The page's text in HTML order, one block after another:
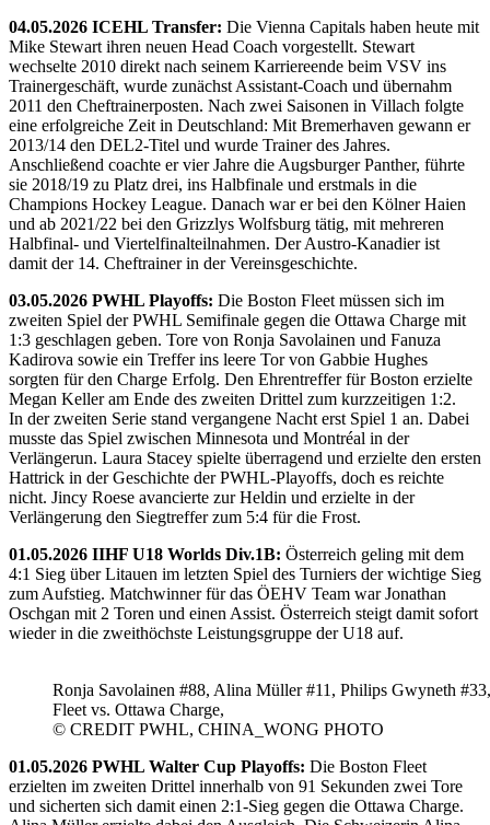
04.05.2026 ICEHL Transfer: Die Vienna Capitals haben heute mit
Mike Stewart ihren neuen Head Coach vorgestellt. Stewart
wechselte 2010 direkt nach seinem Karriereende beim VSV ins
Trainergeschäft, wurde zunächst Assistant-Coach und übernahm
2011 den Cheftrainerposten. Nach zwei Saisonen in Villach folgte
eine erfolgreiche Zeit in Deutschland: Mit Bremerhaven gewann er
2013/14 den DEL2-Titel und wurde Trainer des Jahres.
Anschließend coachte er vier Jahre die Augsburger Panther, führte
sie 2018/19 zu Platz drei, ins Halbfinale und erstmals in die
Champions Hockey League. Danach war er bei den Kölner Haien
und ab 2021/22 bei den Grizzlys Wolfsburg tätig, mit mehreren
Halbfinal- und Viertelfinalteilnahmen. Der Austro-Kanadier ist
damit der 14. Cheftrainer in der Vereinsgeschichte.
03.05.2026 PWHL Playoffs: Die Boston Fleet müssen sich im
zweiten Spiel der PWHL Semifinale gegen die Ottawa Charge mit
1:3 geschlagen geben. Tore von Ronja Savolainen und Fanuza
Kadirova sowie ein Treffer ins leere Tor von Gabbie Hughes
sorgten für den Charge Erfolg. Den Ehrentreffer für Boston erzielte
Megan Keller am Ende des zweiten Drittel zum kurzzeitigen 1:2.
In der zweiten Serie stand vergangene Nacht erst Spiel 1 an. Dabei
musste das Spiel zwischen Minnesota und Montréal in der
Verlängerun. Laura Stacey spielte überragend und erzielte den ersten
Hattrick in der Geschichte der PWHL-Playoffs, doch es reichte
nicht. Jincy Roese avancierte zur Heldin und erzielte in der
Verlängerung den Siegtreffer zum 5:4 für die Frost.
01.05.2026 IIHF U18 Worlds Div.1B: Österreich geling mit dem
4:1 Sieg über Litauen im letzten Spiel des Turniers der wichtige Sieg
zum Aufstieg. Matchwinner für das ÖEHV Team war Jonathan
Oschgan mit 2 Toren und einen Assist. Österreich steigt damit sofort
wieder in die zweithöchste Leistungsgruppe der U18 auf.
Ronja Savolainen #88, Alina Müller #11, Philips Gwyneth
Fleet vs. Ottawa Charge,
© CREDIT PWHL, CHINA_WONG PHOTO
01.05.2026 PWHL Walter Cup Playoffs: Die Boston Fleet
erzielten im zweiten Drittel innerhalb von 91 Sekunden zwei Tore
und sicherten sich damit einen 2:1-Sieg gegen die Ottawa Charge.